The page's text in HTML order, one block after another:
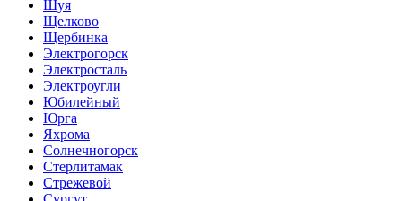
Шуя
Щелково
Щербинка
Электрогорск
Электросталь
Электроугли
Юбилейный
Юрга
Яхрома
Солнечногорск
Стерлитамак
Стрежевой